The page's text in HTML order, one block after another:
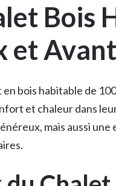
Bois
et
en bois habitable de
et chaleur dans
mais aussi